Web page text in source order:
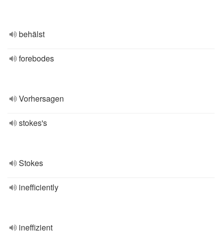
behälst
forebodes
Vorhersagen
stokes's
Stokes
inefficiently
ineffizient